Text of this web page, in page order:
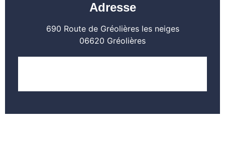
Adresse
690 Route de Gréolières les neiges
06620 Gréolières